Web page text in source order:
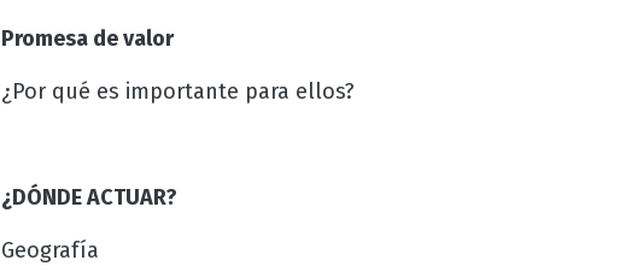
Promesa de valor
¿Por qué es importante para ellos?
¿DÓNDE ACTUAR?
Geografía